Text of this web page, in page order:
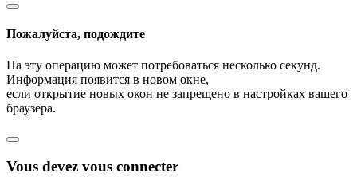
Пожалуйста, подождите
На эту операцию может потребоваться несколько секунд.
Информация появится в новом окне,
если открытие новых окон не запрещено в настройках вашего
браузера.
Vous devez vous connecter